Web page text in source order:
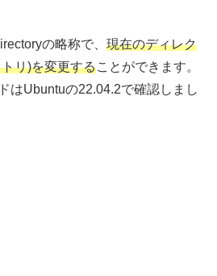
の略称で、 現在のディレク
リ)を変更することができます。
はUbuntuの22.04.2で確認しまし